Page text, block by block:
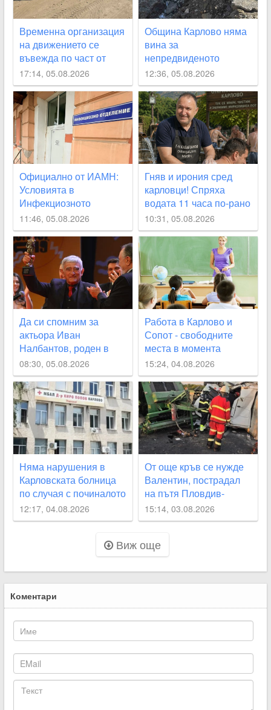
Временна организация
на движението се
въвежда по част от
улица „Юмрукчал“
17:14, 05.08.2026
Община Карлово няма
вина за
непредвиденото
спиране на водата, но
се извинява на
гражданите
12:36, 05.08.2026
Официално от ИАМН:
Условията в
Инфекциозното
отделение в
карловската болница
са “изключително
лоши“
11:46, 05.08.2026
Гняв и ирония сред
карловци! Спряха
водата 11 часа по-рано
от обявеното
10:31, 05.08.2026
Да си спомним за
актьора Иван
Налбантов, роден в
Карловско на днешната
дата
08:30, 05.08.2026
Работа в Карлово и
Сопот - свободните
места в момента
15:24, 04.08.2026
Няма нарушения в
Карловската болница
по случая с починалото
бебе
12:17, 04.08.2026
От още кръв се нужде
Валентин, пострадал
на пътя Пловдив-
Карлово
15:14, 03.08.2026
Виж още
Коментари